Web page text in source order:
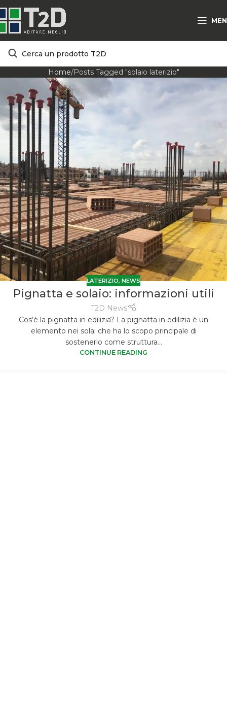
Home Posts Tagged "solaio laterizio"
LATERIZIO, NEWS
Pignatta e solaio: informazioni utili
T2D News
Cos’è la pignatta in edilizia? La pignatta in edilizia è un
elemento nei solai che ha lo scopo principale di
sostenerlo come struttura...
CONTINUE READING